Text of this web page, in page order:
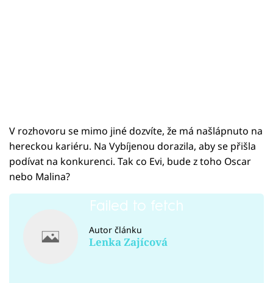
V rozhovoru se mimo jiné dozvíte, že má našlápnuto na
hereckou kariéru. Na Vybíjenou dorazila, aby se přišla
podívat na konkurenci. Tak co Evi, bude z toho Oscar
nebo Malina?
Failed to fetch
Autor článku
Lenka Zajícová